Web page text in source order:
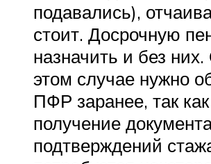
подавались),
стоит. Досрочную
назначить и без
этом случае нужно
ПФР заранее, так
получение
подтверждений